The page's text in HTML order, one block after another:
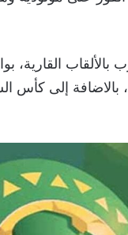
الأفريقي، بالاضافة إلى كأس